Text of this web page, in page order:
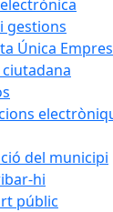
gestions
Única
del municipi
hi
públic